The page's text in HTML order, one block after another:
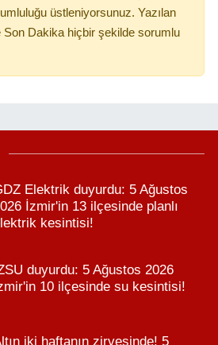
üstleniyorsunuz. Yazılan
Son Dakika hiçbir şekilde sorumlu
Elektrik duyurdu: 5 Ağustos
İzmir'in 13 ilçesinde planlı
kesintisi!
duyurdu: 5 Ağustos 2026
10 ilçesinde su kesintisi!
iki haftanın zirvesinde! 5